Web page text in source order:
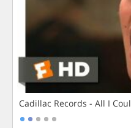
Cadillac Records - All I